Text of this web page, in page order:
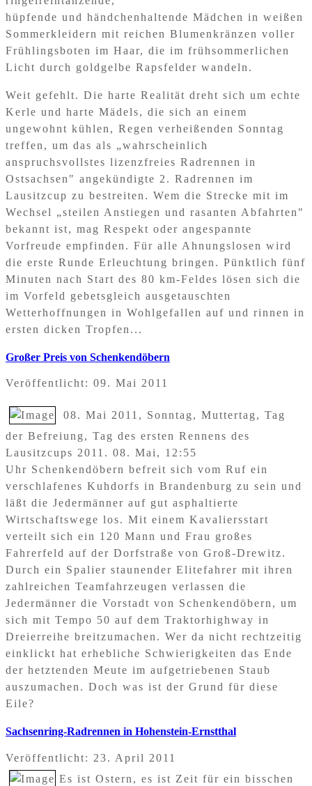
hüpfende und händchenhaltende Mädchen in weißen
Sommerkleidern mit reichen Blumenkränzen voller
Frühlingsboten im Haar, die im frühsommerlichen
Licht durch goldgelbe Rapsfelder wandeln.
Weit gefehlt. Die harte Realität dreht sich um echte
Kerle und harte Mädels, die sich an einem
ungewohnt kühlen, Regen verheißenden Sonntag
treffen, um das als „wahrscheinlich
anspruchsvollstes lizenzfreies Radrennen in
Ostsachsen" angekündigte 2. Radrennen im
Lausitzcup zu bestreiten. Wem die Strecke mit im
Wechsel „steilen Anstiegen und rasanten Abfahrten"
bekannt ist, mag Respekt oder angespannte
Vorfreude empfinden. Für alle Ahnungslosen wird
die erste Runde Erleuchtung bringen. Pünktlich fünf
Minuten nach Start des 80 km-Feldes lösen sich die
im Vorfeld gebetsgleich ausgetauschten
Wetterhoffnungen in Wohlgefallen auf und rinnen in
ersten dicken Tropfen...
Großer Preis von Schenkendöbern
Veröffentlicht: 09. Mai 2011
08. Mai 2011, Sonntag, Muttertag, Tag
der Befreiung, Tag des ersten Rennens des
Lausitzcups 2011. 08. Mai, 12:55
Uhr Schenkendöbern befreit sich vom Ruf ein
verschlafenes Kuhdorfs in Brandenburg zu sein und
läßt die Jedermänner auf gut asphaltierte
Wirtschaftswege los. Mit einem Kavaliersstart
verteilt sich ein 120 Mann und Frau großes
Fahrerfeld auf der Dorfstraße von Groß-Drewitz.
Durch ein Spalier staunender Elitefahrer mit ihren
zahlreichen Teamfahrzeugen verlassen die
Jedermänner die Vorstadt von Schenkendöbern, um
sich mit Tempo 50 auf dem Traktorhighway in
Dreierreihe breitzumachen. Wer da nicht rechtzeitig
einklickt hat erhebliche Schwierigkeiten das Ende
der hetztenden Meute im aufgetriebenen Staub
auszumachen. Doch was ist der Grund für diese
Eile?
Sachsenring-Radrennen in Hohenstein-Ernstthal
Veröffentlicht: 23. April 2011
Es ist Ostern, es ist Zeit für ein bisschen